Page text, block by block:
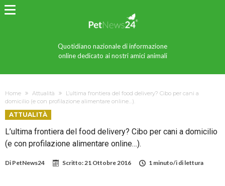
Quotidiano nazionale di informazione
online dedicato ai nostri amici animali
Home Attualità
L’ultima frontiera del food delivery? Cibo per cani a
domicilio (e con profilazione alimentare online…).
ATTUALITÀ
L’ultima frontiera del food delivery? Cibo per cani a domicilio
(e con profilazione alimentare online…).
Di PetNews24 Scritto:21 Ottobre 2016 1 minuto/i di lettura